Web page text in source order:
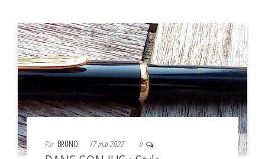
Par BRUNO 17 mai 2022 0